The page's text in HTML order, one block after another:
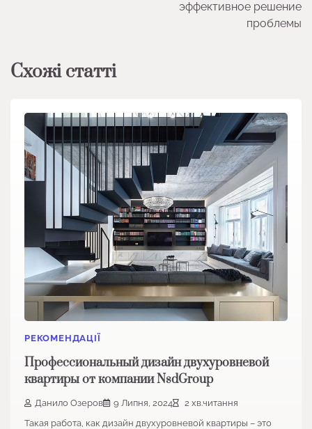
эффективное решение
проблемы
Схожі статті
РЕКОМЕНДАЦІЇ
Профессиональный дизайн двухуровневой
квартиры от компании NsdGroup
Данило Озеров 9 Липня, 2024
2 хв.читання
Такая работа, как дизайн двухуровневой квартиры – это